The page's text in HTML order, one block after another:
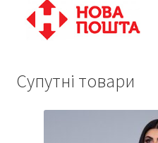
Супутні товари